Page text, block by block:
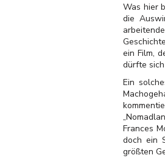
Was hier
die
ein Film,
dürfte
Ein
Frances
doch ein
größten